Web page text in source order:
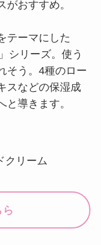
おすすめ。
テーマにした
シリーズ。使う
そう。4種のロー
スなどの保湿成
導きます。
クリーム